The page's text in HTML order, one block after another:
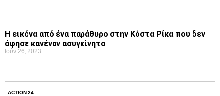
Η εικόνα από ένα παράθυρο στην Κόστα Ρίκα που δεν
άφησε κανέναν ασυγκίνητο
Ιούν 26, 2023
ACTION 24